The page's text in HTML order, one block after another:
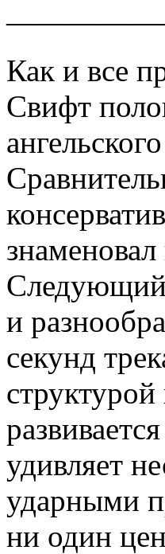
Как и все
Свифт
Следующий
и
секунд
удивляет
ударными
ни один